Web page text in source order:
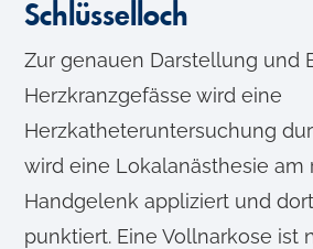
l
Schlüsselloch
Zur genauen Darstellung und
Herzkranzgefässe wird eine
Herzkatheteruntersuchung
wird eine Lokalanästhesie am
Handgelenk appliziert und
punktiert. Eine Vollnarkose ist